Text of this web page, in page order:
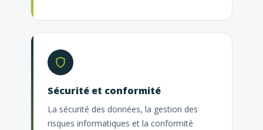
Sécurité et conformité
La sécurité des données, la gestion des
risques informatiques et la conformité